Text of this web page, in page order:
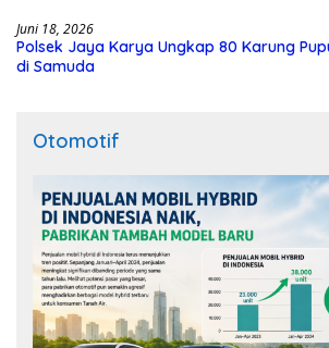
Juni 18, 2026
Polsek Jaya Karya Ungkap 80 Karung
di Samuda
Otomotif